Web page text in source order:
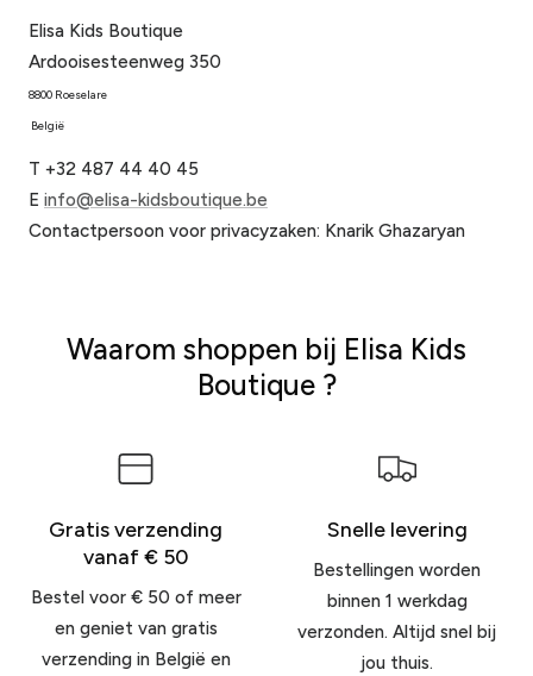
Elisa Kids Boutique
Ardooisesteenweg 350
8800 Roeselare
België
T +32 487 44 40 45
E info@elisa-kidsboutique.be
Contactpersoon voor privacyzaken: Knarik Ghazaryan
Waarom shoppen bij Elisa Kids
Boutique ?
Gratis verzending
vanaf € 50
Bestel voor € 50 of meer
en geniet van gratis
verzending in België en
Snelle levering
Bestellingen worden
binnen 1 werkdag
verzonden. Altijd snel bij
jou thuis.